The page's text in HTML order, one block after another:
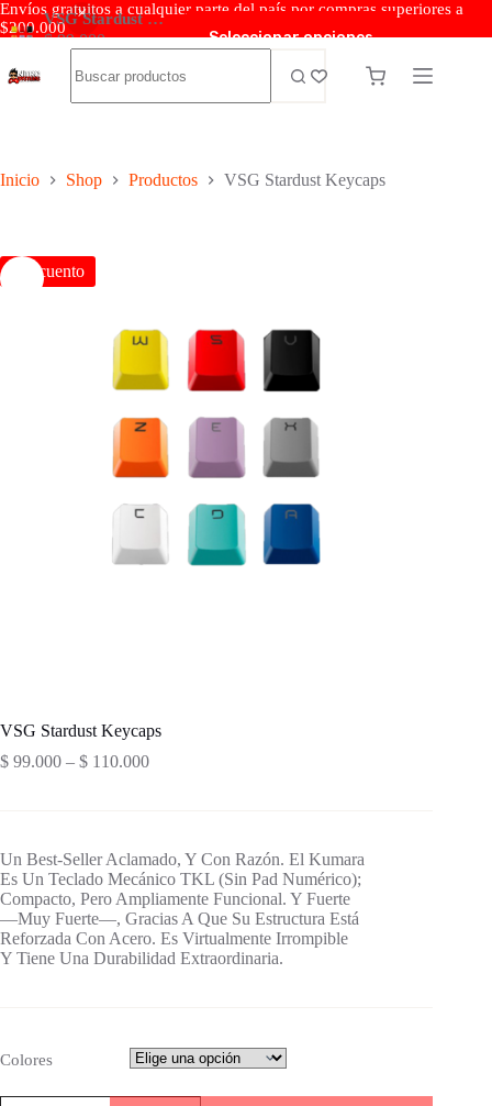
Envíos gratuitos a cualquier parte del país por compras superiores a
$200.000
VSG Stardust Keycaps
$99.000 –
Seleccionar opciones
Inicio Shop Productos VSG Stardust Keycaps
Descuento
VSG Stardust Keycaps
$ 99.000 – $ 110.000
Un Best-Seller Aclamado, Y Con Razón. El Kumara
Es Un Teclado Mecánico TKL (Sin Pad Numérico);
Compacto, Pero Ampliamente Funcional. Y Fuerte
—Muy Fuerte—, Gracias A Que Su Estructura Está
Reforzada Con Acero. Es Virtualmente Irrompible
Y Tiene Una Durabilidad Extraordinaria.
Colores